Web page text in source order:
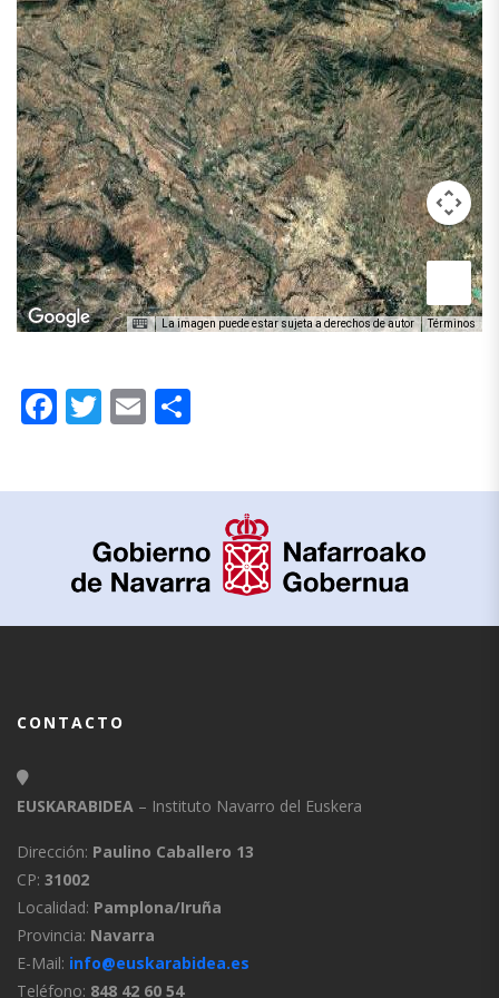
La imagen puede estar sujeta a derechos de autor Términos
Facebook
Twitter
Email
CONTACTO
EUSKARABIDEA – Instituto Navarro del Euskera
Dirección: Paulino Caballero 13
CP: 31002
Localidad: Pamplona/Iruña
Provincia: Navarra
E-Mail: info@euskarabidea.es
Teléfono: 848 42 60 54